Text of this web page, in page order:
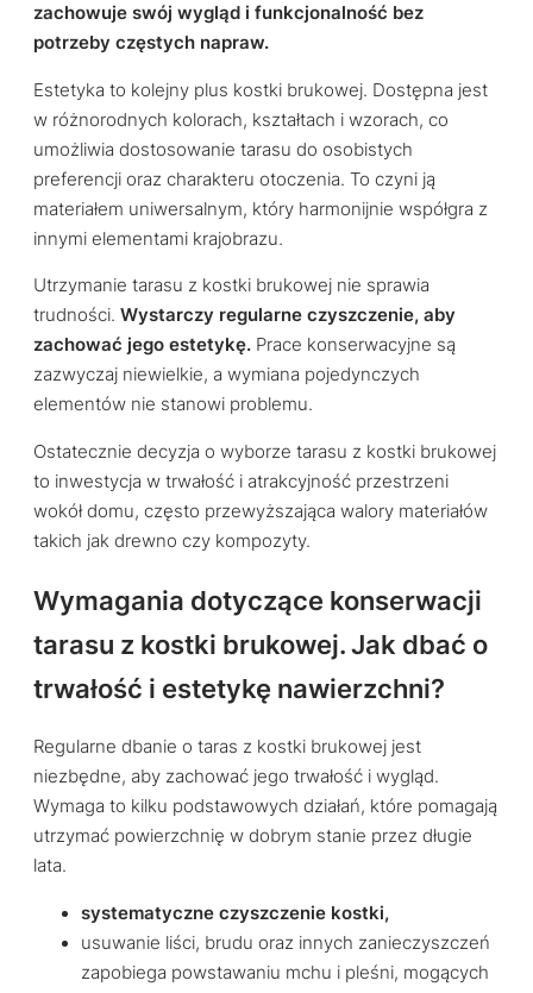
zachowuje swój wygląd i funkcjonalność bez
potrzeby częstych napraw.
Estetyka to kolejny plus kostki brukowej. Dostępna jest
w różnorodnych kolorach, kształtach i wzorach, co
umożliwia dostosowanie tarasu do osobistych
preferencji oraz charakteru otoczenia. To czyni ją
materiałem uniwersalnym, który harmonijnie współgra z
innymi elementami krajobrazu.
Utrzymanie tarasu z kostki brukowej nie sprawia
trudności. Wystarczy regularne czyszczenie, aby
zachować jego estetykę. Prace konserwacyjne są
zazwyczaj niewielkie, a wymiana pojedynczych
elementów nie stanowi problemu.
Ostatecznie decyzja o wyborze tarasu z kostki brukowej
to inwestycja w trwałość i atrakcyjność przestrzeni
wokół domu, często przewyższająca walory materiałów
takich jak drewno czy kompozyty.
Wymagania dotyczące konserwacji
tarasu z kostki brukowej. Jak dbać o
trwałość i estetykę nawierzchni?
Regularne dbanie o taras z kostki brukowej jest
niezbędne, aby zachować jego trwałość i wygląd.
Wymaga to kilku podstawowych działań, które pomagają
utrzymać powierzchnię w dobrym stanie przez długie
lata.
systematyczne czyszczenie kostki,
usuwanie liści, brudu oraz innych zanieczyszczeń
zapobiega powstawaniu mchu i pleśni, mogących